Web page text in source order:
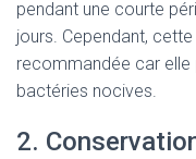
pendant une courte
jours. Cependant,
recommandée car elle
bactéries nocives.
2.